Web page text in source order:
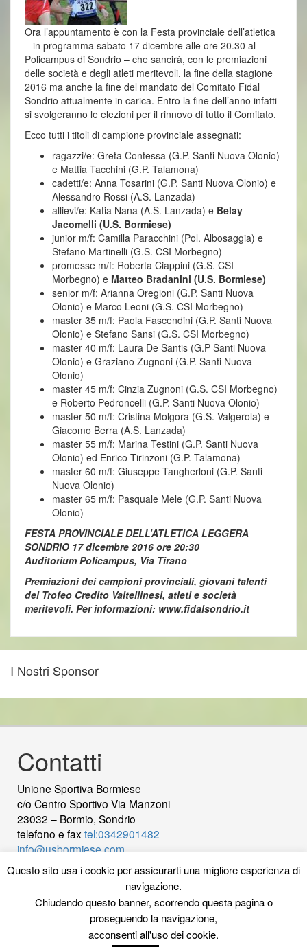
Ora l’appuntamento è con la Festa provinciale dell’atletica
– in programma sabato 17 dicembre alle ore 20.30 al
Policampus di Sondrio – che sancirà, con le premiazioni
delle società e degli atleti meritevoli, la fine della stagione
2016 ma anche la fine del mandato del Comitato Fidal
Sondrio attualmente in carica. Entro la fine dell’anno infatti
si svolgeranno le elezioni per il rinnovo di tutto il Comitato.
Ecco tutti i titoli di campione provinciale assegnati:
ragazzi/e: Greta Contessa (G.P. Santi Nuova Olonio)
e Mattia Tacchini (G.P. Talamona)
cadetti/e: Anna Tosarini (G.P. Santi Nuova Olonio) e
Alessandro Rossi (A.S. Lanzada)
allievi/e: Katia Nana (A.S. Lanzada) e Belay
Jacomelli (U.S. Bormiese)
junior m/f: Camilla Paracchini (Pol. Albosaggia) e
Stefano Martinelli (G.S. CSI Morbegno)
promesse m/f: Roberta Ciappini (G.S. CSI
Morbegno) e Matteo Bradanini (U.S. Bormiese)
senior m/f: Arianna Oregioni (G.P. Santi Nuova
Olonio) e Marco Leoni (G.S. CSI Morbegno)
master 35 m/f: Paola Fascendini (G.P. Santi Nuova
Olonio) e Stefano Sansi (G.S. CSI Morbegno)
master 40 m/f: Laura De Santis (G.P Santi Nuova
Olonio) e Graziano Zugnoni (G.P. Santi Nuova
Olonio)
master 45 m/f: Cinzia Zugnoni (G.S. CSI Morbegno)
e Roberto Pedroncelli (G.P. Santi Nuova Olonio)
master 50 m/f: Cristina Molgora (G.S. Valgerola) e
Giacomo Berra (A.S. Lanzada)
master 55 m/f: Marina Testini (G.P. Santi Nuova
Olonio) ed Enrico Tirinzoni (G.P. Talamona)
master 60 m/f: Giuseppe Tangherloni (G.P. Santi
Nuova Olonio)
master 65 m/f: Pasquale Mele (G.P. Santi Nuova
Olonio)
FESTA PROVINCIALE DELL’ATLETICA LEGGERA
SONDRIO 17 dicembre 2016 ore 20:30
Auditorium Policampus, Via Tirano
Premiazioni dei campioni provinciali, giovani talenti
del Trofeo Credito Valtellinesi, atleti e società
meritevoli. Per informazioni: www.fidalsondrio.it
I Nostri Sponsor
Contatti
Unione Sportiva Bormiese
c/o Centro Sportivo Via Manzoni
23032 – Bormio, Sondrio
telefono e fax tel:0342901482
info@usbormiese.com
P.Iva 00422230144 - C.Fiscale 92000820149
decking Cek Pajak Online Samsat BantenJasa
La Redazione
Questo sito usa i cookie per assicurarti una migliore esperienza di
navigazione.
Chiudendo questo banner, scorrendo questa pagina o
proseguendo la navigazione,
acconsenti all'uso dei cookie.